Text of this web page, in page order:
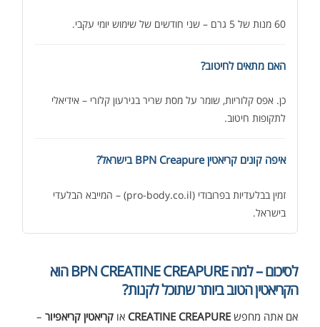
60 מנות של 5 גרם – שני חודשים של שימוש יומי עקבי.
האם מתאים לחיטוב?
כן. אפס קלוריות, שומר על מסת שריר בגירעון קלורי – אידיאלי
לתקופות חיטוב.
איפה קונים קריאטין BPN Creapure בישראל?
זמין בבלעדיות בפרובודי (pro-body.co.il) – המייבא הבלעדי
בישראל.
לסיכום – למה BPN CREATINE CREAPURE הוא
הקריאטין הטוב ביותר שתוכל לקנות?
אם אתה מחפש CREATINE CREAPURE או קריאטין קריאפיור –